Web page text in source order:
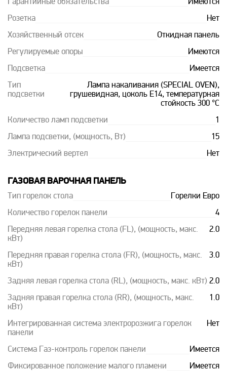
Гарантийные обязательства Имеются
Розетка Нет
Хозяйственный отсек Откидная панель
Регулируемые опоры Имеются
Подсветка Имеется
Тип
подсветки
Лампа накаливания (SPECIAL OVEN),
грушевидная, цоколь Е14, температурная
стойкость 300 °С
Количество ламп подсветки 1
Лампа подсветки, (мощность, Вт) 15
Электрический вертел Нет
ГАЗОВАЯ ВАРОЧНАЯ ПАНЕЛЬ
Тип горелок стола Горелки Евро
Количество горелок панели 4
Передняя левая горелка стола (FL), (мощность, макс.
кВт)
2.0
Передняя правая горелка стола (FR), (мощность, макс.
кВт)
3.0
Задняя левая горелка стола (RL), (мощность, макс. кВт) 2.0
Задняя правая горелка стола (RR), (мощность, макс.
кВт)
1.0
Интегрированная система электророзжига горелок
панели
Нет
Система Газ-контроль горелок панели Имеется
Фиксированное положение малого пламени Имеется